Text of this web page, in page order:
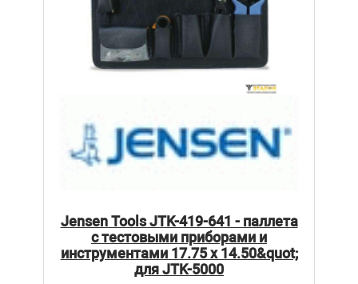
Jensen Tools JTK-419-641 - паллета
с тестовыми приборами и
инструментами 17.75 x 14.50&quot;
для JTK-5000